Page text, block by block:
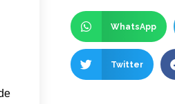
WhatsApp
Twitter